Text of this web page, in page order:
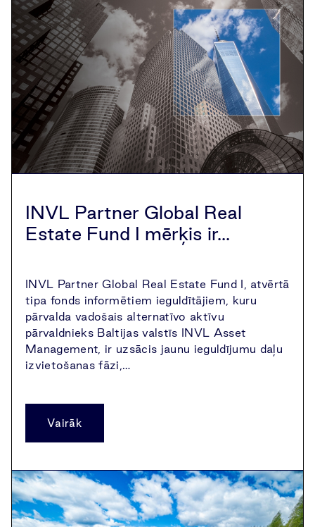
INVL Partner Global Real
Estate Fund I mērķis ir...
INVL Partner Global Real Estate Fund I, atvērtā
tipa fonds informētiem ieguldītājiem, kuru
pārvalda vadošais alternatīvo aktīvu
pārvaldnieks Baltijas valstīs INVL Asset
Management, ir uzsācis jaunu ieguldījumu daļu
izvietošanas fāzi,…
Vairāk